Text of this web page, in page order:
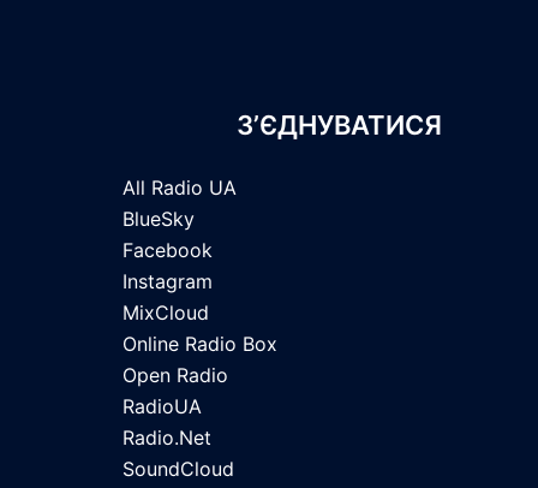
З’ЄДНУВАТИСЯ
All Radio UA
BlueSky
Facebook
Instagram
MixCloud
Online Radio Box
Open Radio
RadioUA
Radio.Net
SoundCloud